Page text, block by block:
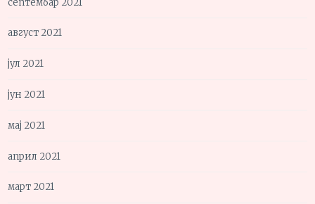
август 2021
јул 2021
јун 2021
мај 2021
април 2021
март 2021